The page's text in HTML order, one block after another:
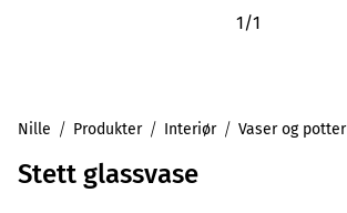
1/1
Nille Produkter Interiør Vaser og potter
Stett glassvase